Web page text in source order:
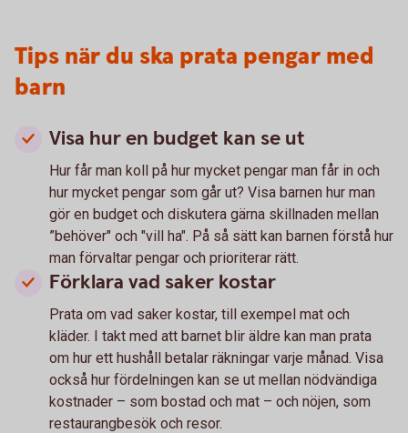
Tips när du ska prata pengar med
barn
Visa hur en budget kan se ut
Hur får man koll på hur mycket pengar man får in och
hur mycket pengar som går ut? Visa barnen hur man
gör en budget och diskutera gärna skillnaden mellan
”behöver" och "vill ha". På så sätt kan barnen förstå hur
man förvaltar pengar och prioriterar rätt.
Förklara vad saker kostar
Prata om vad saker kostar, till exempel mat och
kläder. I takt med att barnet blir äldre kan man prata
om hur ett hushåll betalar räkningar varje månad. Visa
också hur fördelningen kan se ut mellan nödvändiga
kostnader – som bostad och mat – och nöjen, som
restaurangbesök och resor.